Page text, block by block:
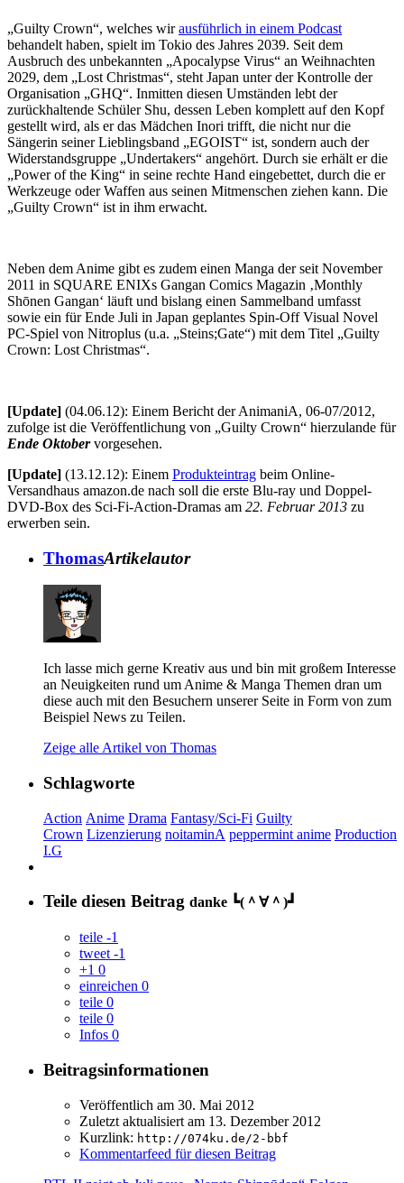
„Guilty Crown“, welches wirausführlich in einem Podcast
behandelt haben, spielt im Tokio des Jahres 2039. Seit dem
Ausbruch des unbekannten „Apocalypse Virus“ an Weihnachten
2029, dem „Lost Christmas“, steht Japan unter der Kontrolle der
Organisation „GHQ“. Inmitten diesen Umständen lebt der
zurückhaltende Schüler Shu, dessen Leben komplett auf den Kopf
gestellt wird, als er das Mädchen Inori trifft, die nicht nur die
Sängerin seiner Lieblingsband „EGOIST“ ist, sondern auch der
Widerstandsgruppe „Undertakers“ angehört. Durch sie erhält er die
„Power of the King“ in seine rechte Hand eingebettet, durch die er
Werkzeuge oder Waffen aus seinen Mitmenschen ziehen kann. Die
„Guilty Crown“ ist in ihm erwacht.
Neben dem Anime gibt es zudem einen Manga der seit November
2011 in SQUARE ENIXs Gangan Comics Magazin ‚Monthly
Shōnen Gangan‘ läuft und bislang einen Sammelband umfasst
sowie ein für Ende Juli in Japan geplantes Spin-Off Visual Novel
PC-Spiel von Nitroplus (u.a. „Steins;Gate“) mit dem Titel „Guilty
Crown: Lost Christmas“.
[Update] (04.06.12): Einem Bericht der AnimaniA, 06-07/2012,
zufolge ist die Veröffentlichung von „Guilty Crown“ hierzulande für
Ende Oktobervorgesehen.
[Update] (13.12.12): Einem Produkteintrag beim Online-
Versandhaus amazon.de nach soll die erste Blu-ray und Doppel-
DVD-Box des Sci-Fi-Action-Dramas am 22. Februar 2013 zu
erwerben sein.
ThomasArtikelautor
Ich lasse mich gerne Kreativ aus und bin mit großem Interesse
an Neuigkeiten rund um Anime & Manga Themen dran um
diese auch mit den Besuchern unserer Seite in Form von zum
Beispiel News zu Teilen.
Zeige alle Artikel von Thomas
Schlagworte
Action Anime Drama Fantasy/Sci-Fi Guilty
Crown Lizenzierung noitaminA peppermint anime Production
I.G
Teile diesen Beitrag danke ┗(＾∀＾)┛
teile -1
tweet -1
+1 0
einreichen 0
teile 0
teile 0
Infos 0
Beitragsinformationen
Veröffentlich am 30. Mai 2012
Zuletzt aktualisiert am 13. Dezember 2012
Kurzlink: http://074ku.de/2-bbf
Kommentarfeed für diesen Beitrag